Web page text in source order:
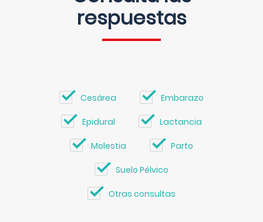
respuestas
Cesárea Embarazo
Epidural Lactancia
Molestia Parto
Suelo Pélvico
Otras consultas